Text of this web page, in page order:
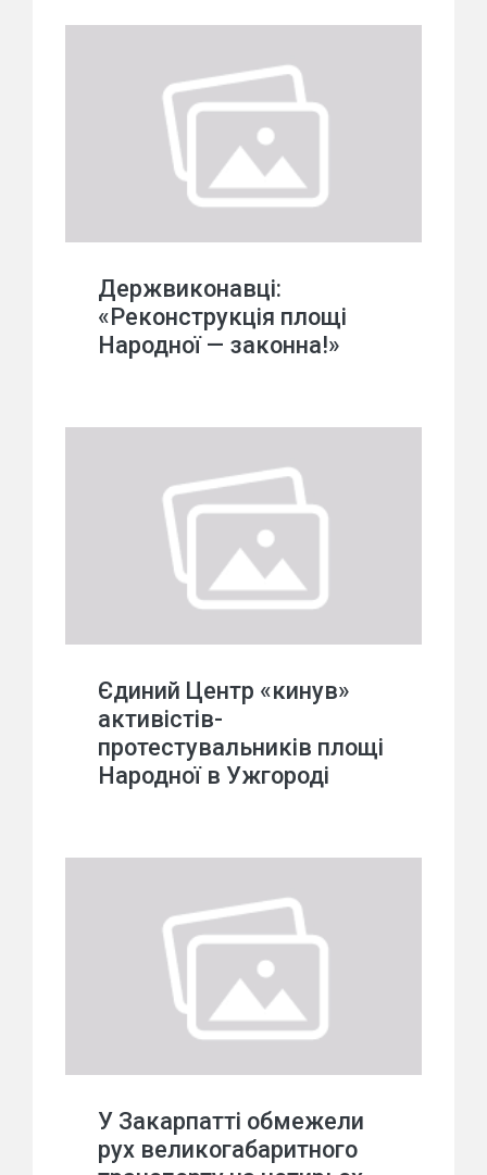
Держвиконавці:
«Реконструкція площі
Народної — законна!»
Єдиний Центр «кинув»
активістів-
протестувальників площі
Народної в Ужгороді
У Закарпатті обмежели
рух великогабаритного